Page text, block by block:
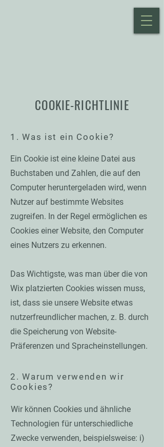
COOKIE-RICHTLINIE
1. Was ist ein Cookie?
Ein Cookie ist eine kleine Datei aus
Buchstaben und Zahlen, die auf den
Computer heruntergeladen wird, wenn
Nutzer auf bestimmte Websites
zugreifen. In der Regel ermöglichen es
Cookies einer Website, den Computer
eines Nutzers zu erkennen.
Das Wichtigste, was man über die von
Wix platzierten Cookies wissen muss,
ist, dass sie unsere Website etwas
nutzerfreundlicher machen, z. B. durch
die Speicherung von Website-
Präferenzen und Spracheinstellungen.
2. Warum verwenden wir
Cookies?
Wir können Cookies und ähnliche
Technologien für unterschiedliche
Zwecke verwenden, beispielsweise: i)